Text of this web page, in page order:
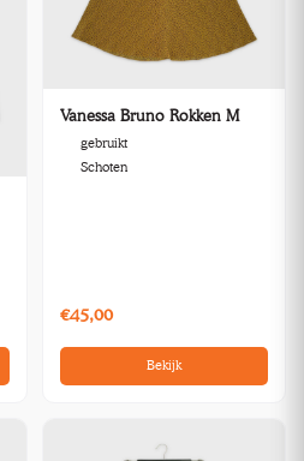
Vanessa Bruno Rokken M
gebruikt
Schoten
€45,00
Bekijk